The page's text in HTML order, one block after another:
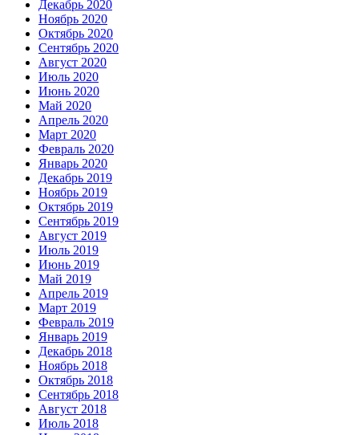
Декабрь 2020
Ноябрь 2020
Октябрь 2020
Сентябрь 2020
Август 2020
Июль 2020
Июнь 2020
Май 2020
Апрель 2020
Март 2020
Февраль 2020
Январь 2020
Декабрь 2019
Ноябрь 2019
Октябрь 2019
Сентябрь 2019
Август 2019
Июль 2019
Июнь 2019
Май 2019
Апрель 2019
Март 2019
Февраль 2019
Январь 2019
Декабрь 2018
Ноябрь 2018
Октябрь 2018
Сентябрь 2018
Август 2018
Июль 2018